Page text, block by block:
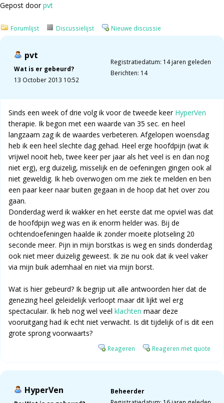
Gepost doorpvt
Forumlijst Discussielijst Nieuwe discussie
pvt
Wat is er gebeurd?
13 October 2013 10:52
Registratiedatum: 14 jaren geleden
Berichten: 14
Sinds een week of drie volg ik voor de tweede keer HyperVen
therapie. Ik begon met een waarde van 35 sec. en heel
langzaam zag ik de waardes verbeteren. Afgelopen woensdag
heb ik een heel slechte dag gehad. Heel erge hoofdpijn (wat ik
vrijwel nooit heb, twee keer per jaar als het veel is en dan nog
niet erg), erg duizelig, misselijk en de oefeningen gingen ook al
niet geweldig. Ik heb overwogen om me ziek te melden en ben
een paar keer naar buiten gegaan in de hoop dat het over zou
gaan.
Donderdag werd ik wakker en het eerste dat me opviel was dat
de hoofdpijn weg was en ik enorm helder was. Bij de
ochtendoefeningen haalde ik zonder moeite plotseling 20
seconde meer. Pijn in mijn borstkas is weg en sinds donderdag
ook niet meer duizelig geweest. Ik zie nu ook dat ik veel vaker
via mijn buik ademhaal en niet via mijn borst.
Wat is hier gebeurd? Ik begrijp uit alle antwoorden hier dat de
genezing heel geleidelijk verloopt maar dit lijkt wel erg
spectaculair. Ik heb nog wel veel klachten maar deze
vooruitgang had ik echt niet verwacht. Is dit tijdelijk of is dit een
grote sprong voorwaarts?
Reageren Reageren met quote
HyperVen
Beheerder